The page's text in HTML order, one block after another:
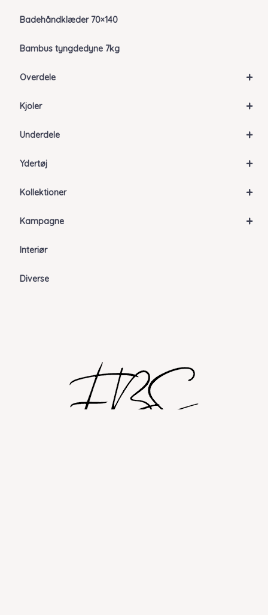
Badehåndklæder 70×140
Bambus tyngdedyne 7kg
+
Overdele
+
Kjoler
+
Underdele
+
Ydertøj
+
Kollektioner
+
Kampagne
Interiør
Diverse